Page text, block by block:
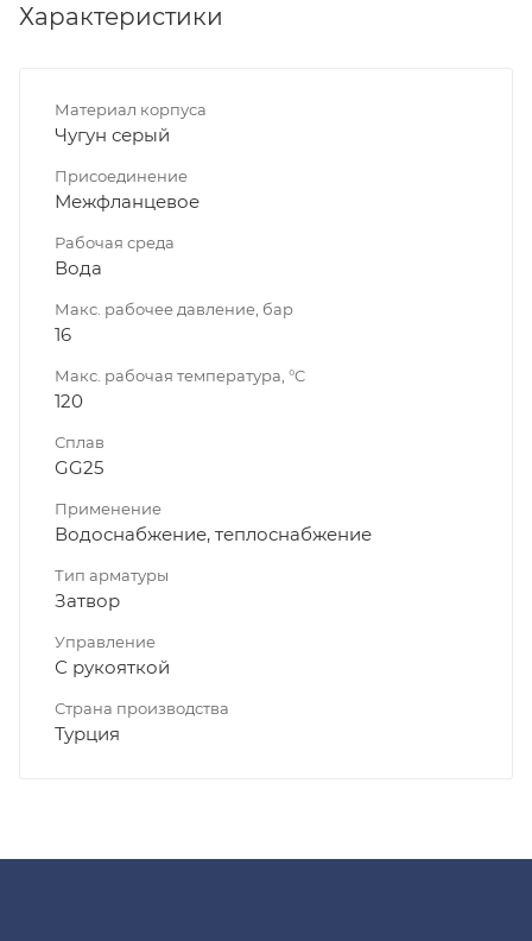
Характеристики
Материал корпуса
Чугун серый
Присоединение
Межфланцевое
Рабочая среда
Вода
Макс. рабочее давление, бар
16
Макс. рабочая температура, °C
120
Сплав
GG25
Применение
Водоснабжение, теплоснабжение
Тип арматуры
Затвор
Управление
С рукояткой
Страна производства
Турция